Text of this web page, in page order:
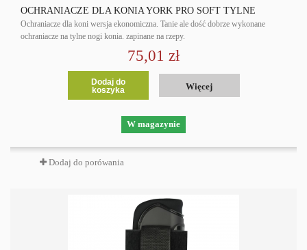
OCHRANIACZE DLA KONIA YORK PRO SOFT TYLNE
Ochraniacze dla koni wersja ekonomiczna. Tanie ale dość dobrze wykonane
ochraniacze na tylne nogi konia. zapinane na rzepy.
75,01 zł
Dodaj do
koszyka
Więcej
W magazynie
Dodaj do porówania